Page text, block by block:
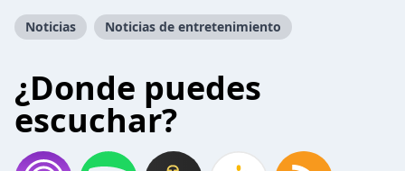
Noticias Noticias de entretenimiento
¿Donde puedes
escuchar?